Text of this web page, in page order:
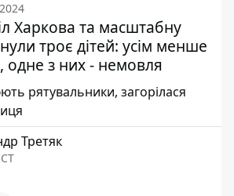
Харкова та масштабну
троє дітей: усім менше
одне з них - немовля
рятувальники, загорілася
Третяк